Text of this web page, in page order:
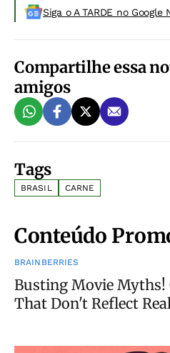
Siga o A TARDE no Google
Compartilhe essa
amigos
Tags
BRASIL CARNE